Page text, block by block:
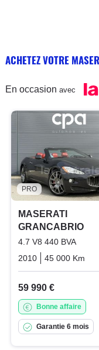
ACHETEZ VOTRE
En occasion avec
PRO
MASERATI
GRANCABRIO
4.7 V8 440 BVA
2010
45 000 Km
59 990 €
Bonne affaire
Garantie 6 mois